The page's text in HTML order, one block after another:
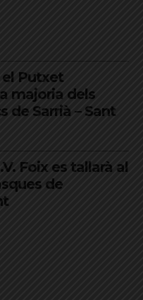
el Putxet
majoria dels
de Sarrià – Sant
Foix es tallarà al
de